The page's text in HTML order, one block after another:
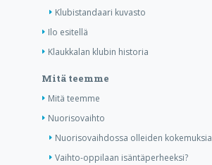
Klubistandaari kuvasto
Ilo esitellä
Klaukkalan klubin historia
Mitä teemme
Mitä teemme
Nuorisovaihto
Nuorisovaihdossa olleiden kokemuksia
Vaihto-oppilaan isäntäperheeksi?